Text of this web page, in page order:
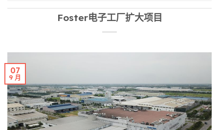
Foster电子工厂扩大项目
07
9 月